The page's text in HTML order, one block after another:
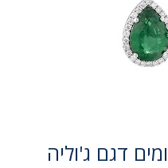
דגם ג'וליה